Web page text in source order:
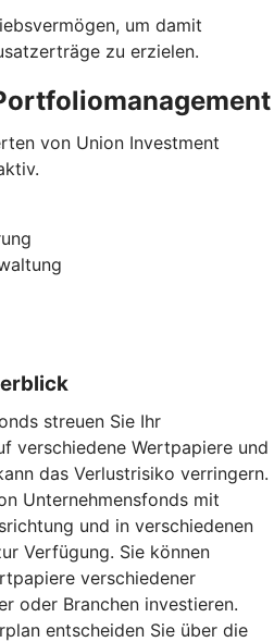
um damit
zu erzielen.
von Union Investment
streuen Sie Ihr
verschiedene Wertpapiere und
das Verlustrisiko verringern.
Unternehmensfonds mit
und in verschiedenen
Verfügung. Sie können
verschiedener
oder Branchen investieren.
entscheiden Sie über die